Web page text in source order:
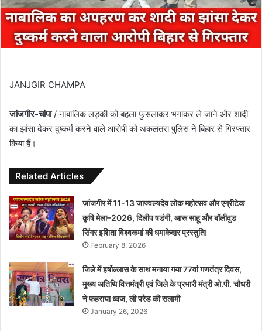
JANJGIR CHAMPA
जांजगीर-चांपा/ नाबालिक लड़की को बहला फुसलाकर भगाकर ले जाने और शादी
का झांसा देकर दुष्कर्म करने वाले आरोपी को अकलतरा पुलिस ने बिहार से गिरफ्तार
किया हैं।
Related Articles
जांजगीर में 11-13 जाज्वल्यदेव लोक महोत्सव और एग्रीटेक
कृषि मेला–2026, दिलीप षडंगी, आरू साहू और बॉलीवुड
सिंगर इशिता विश्वकर्मा की धमाकेदार प्रस्तुति!
February 8, 2026
जिले में हर्षोल्लास के साथ मनाया गया 77वां गणतंत्र दिवस,
मुख्य अतिथि वित्तमंत्री एवं जिले के प्रभारी मंत्री ओ.पी. चौधरी
ने फहराया ध्वज, ली परेड की सलामी
January 26, 2026